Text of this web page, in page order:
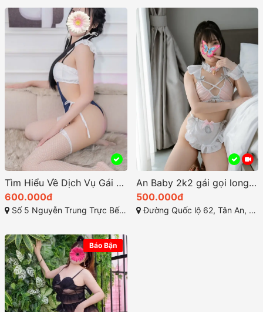
Tìm Hiểu Về Dịch Vụ Gái Gọi Bến Lức Tại Long An
600.000đ
Số 5 Nguyễn Trung Trực Bến Lức Long An, tt. Bến Lức, Bến Lức, Long An
An Baby 2k2 gái gọi long an gợi cảm dễ thương
500.000đ
Đường Quốc lộ 62, Tân An, TP Long An
Báo Bận